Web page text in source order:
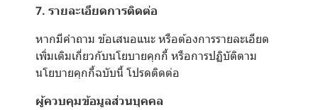
7. รายละเอียดการติดต่อ
หากมีคำถาม ข้อเสนอแนะ หรือต้องการรายละเอียด
เพิ่มเติมเกี่ยวกับนโยบายคุกกี้ หรือการปฏิบัติตาม
นโยบายคุกกี้ฉบับนี้ โปรดติดต่อ
ผู้ควบคุมข้อมูลส่วนบุคคล